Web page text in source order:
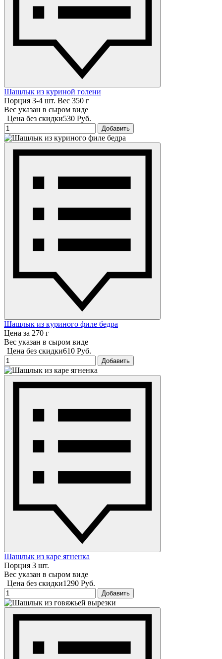
Шашлык из куриной голени
Порция 3-4 шт. Вес 350 г
Вес указан в сыром виде
Цена без скидки530 Руб.
Добавить
Шашлык из куриного филе бедра
Цена за 270 г
Вес указан в сыром виде
Цена без скидки610 Руб.
Добавить
Шашлык из каре ягненка
Порция 3 шт.
Вес указан в сыром виде
Цена без скидки1290 Руб.
Добавить